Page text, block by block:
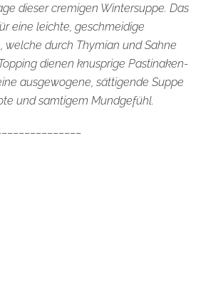
dieser cremigen Wintersuppe. Das
eine leichte, geschmeidige
welche durch Thymian und Sahne
dienen knusprige Pastinaken-
ausgewogene, sättigende Suppe
und samtigem Mundgefühl.